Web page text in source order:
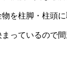
を柱脚・柱頭に
っているので